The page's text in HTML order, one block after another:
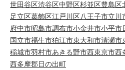
世田谷区渋谷区中野区杉並区豊島区
足立区葛飾区江戸川区八王子市立川
府中市昭島市調布市小金井市小平市
国立市福生市狛江市東大和市清瀬市
稲城市羽村市あきる野市西東京市西
西多摩郡日の出町